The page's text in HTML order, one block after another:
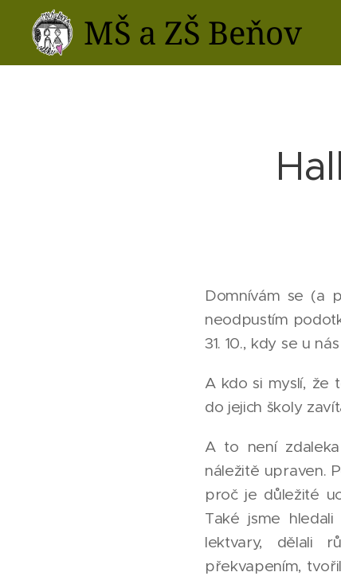
MŠ a ZŠ Beňov
Domnívám se (a
neodpustím
31. 10., kdy se u
A kdo si myslí, že
do jejich školy
A to není
náležitě upraven.
proč je důležité
Také jsme
lektvary, dělali
překvapením,